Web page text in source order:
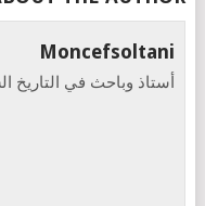
Moncefsoltani
أستاذ وباحث في التاريخ